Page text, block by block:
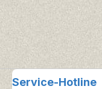
Service-Hotline